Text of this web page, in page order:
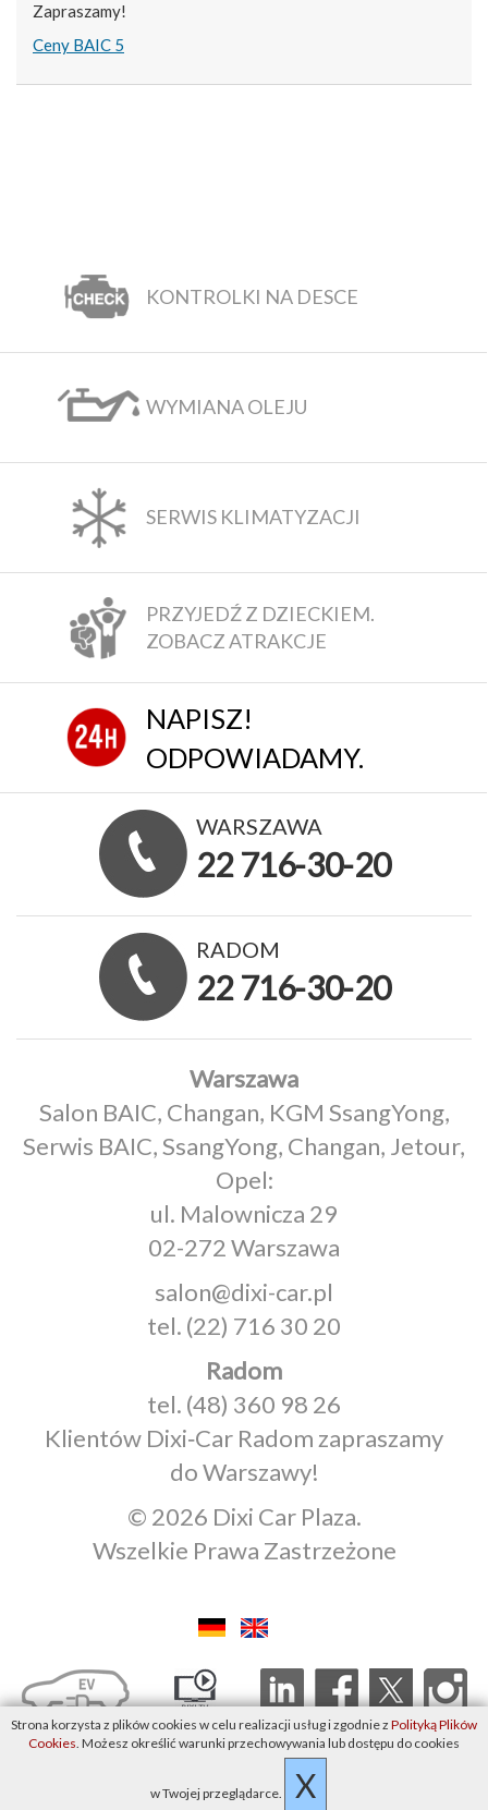
Zapraszamy!
Ceny BAIC 5
KONTROLKI NA DESCE
WYMIANA OLEJU
SERWIS KLIMATYZACJI
PRZYJEDŹ Z DZIECKIEM.
ZOBACZ ATRAKCJE
NAPISZ!
ODPOWIADAMY.
WARSZAWA
22 716-30-20
RADOM
22 716-30-20
Warszawa
Salon BAIC, Changan, KGM SsangYong,
Serwis BAIC, SsangYong, Changan, Jetour,
Opel:
ul. Malownicza 29
02-272 Warszawa
salon@dixi-car.pl
tel. (22) 716 30 20
Radom
tel. (48) 360 98 26
Klientów Dixi‑Car Radom zapraszamy
do Warszawy!
© 2026 Dixi Car Plaza.
Wszelkie Prawa Zastrzeżone
Strona korzysta z plików cookies w celu realizacji usług i zgodnie z Polityką Plików
Cookies. Możesz określić warunki przechowywania lub dostępu do cookies
w Twojej przeglądarce. X